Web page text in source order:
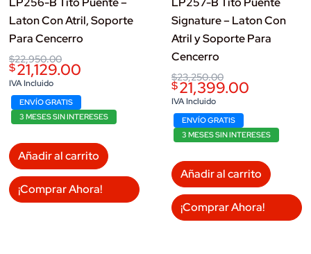
Laton Con Atril, Soporte
Para Cencerro
$22,950.00
Original
price
was:
$22,950.00.
$21,129.00
Current
price
is:
$21,129.00.
IVA Incluido
ENVÍO GRATIS
3 MESES SIN INTERESES
Añadir al carrito
¡Comprar Ahora!
Signature – Laton Con
Atril y Soporte Para
Cencerro
$23,250.00
Original
price
was:
$23,250.00.
$21,399.00
Current
price
is:
$21,399.00.
IVA Incluido
ENVÍO GRATIS
3 MESES SIN INTERESES
Añadir al carrito
¡Comprar Ahora!